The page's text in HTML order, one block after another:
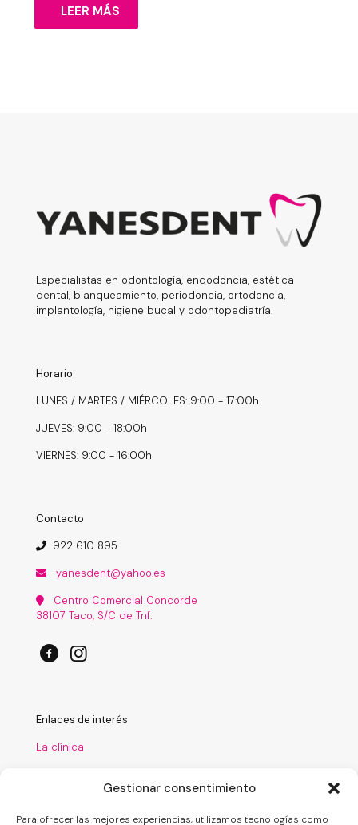
Gestionar consentimiento
Para ofrecer las mejores experiencias, utilizamos tecnologías como
LEER MÁS
Especialistas en odontología, endodoncia, estética
dental, blanqueamiento, periodoncia, ortodoncia,
implantología, higiene bucal y odontopediatría.
Horario
LUNES / MARTES / MIÉRCOLES: 9:00 - 17:00h
JUEVES: 9:00 - 18:00h
VIERNES: 9:00 - 16:00h
Contacto
922 610 895
yanesdent@yahoo.es
Centro Comercial Concorde
38107 Taco, S/C de Tnf.
Enlaces de interés
La clínica